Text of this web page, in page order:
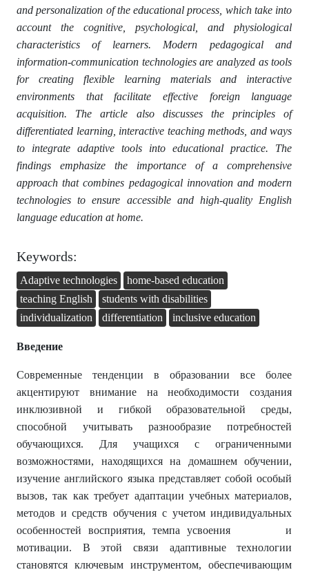
and personalization of the educational process, which take into
account the cognitive, psychological, and physiological
characteristics of learners. Modern pedagogical and
information-communication technologies are analyzed as tools
for creating flexible learning materials and interactive
environments that facilitate effective foreign language
acquisition. The article also discusses the principles of
differentiated learning, interactive teaching methods, and ways
to integrate adaptive tools into educational practice. The
findings emphasize the importance of a comprehensive
approach that combines pedagogical innovation and modern
technologies to ensure accessible and high-quality English
language education at home.
Keywords:
Adaptive technologies
home-based education
teaching English
students with disabilities
individualization
differentiation inclusive education
Введение
Современные тенденции в образовании все более
акцентируют внимание на необходимости создания
инклюзивной и гибкой образовательной среды,
способной учитывать разнообразие потребностей
обучающихся. Для учащихся с ограниченными
возможностями, находящихся на домашнем обучении,
изучение английского языка представляет собой особый
вызов, так как требует адаптации учебных материалов,
методов и средств обучения с учетом индивидуальных
особенностей восприятия, темпа усвоения и
мотивации. В этой связи адаптивные технологии
становятся ключевым инструментом, обеспечивающим